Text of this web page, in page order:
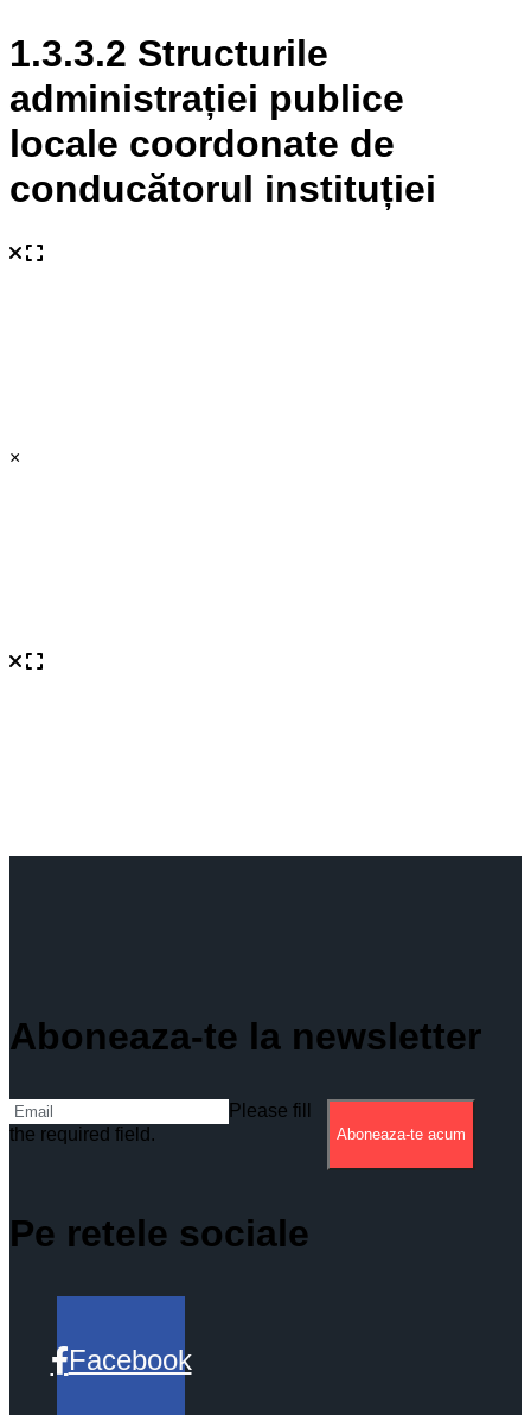
1.3.3.2 Structurile
administrației publice
locale coordonate de
conducătorul instituției
×
Aboneaza-te la newsletter
Please fill
the required field.
Aboneaza-te acum
Pe retele sociale
Facebook